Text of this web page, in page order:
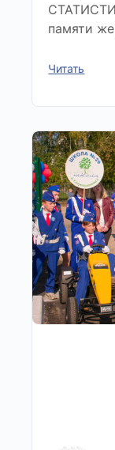
памяти
Читать